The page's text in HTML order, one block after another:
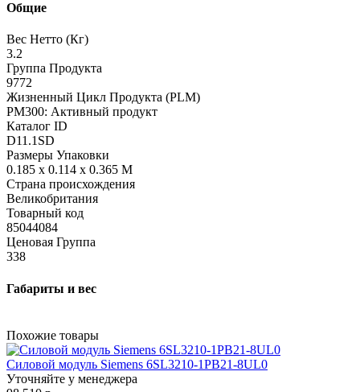
Общие
Вес Нетто (Кг)
3.2
Группа Продукта
9772
Жизненный Цикл Продукта (PLM)
PM300: Активный продукт
Каталог ID
D11.1SD
Размеры Упаковки
0.185 x 0.114 x 0.365 M
Страна происхождения
Великобритания
Товарный код
85044084
Ценовая Группа
338
Габариты и вес
Похожие товары
Силовой модуль Siemens 6SL3210-1PB21-8UL0
Уточняйте у менеджера